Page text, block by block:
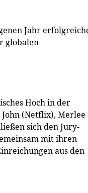
Jahr
globalen
Hoch in der
(Netflix), Merlee
sich den Jury-
mit ihren
aus den